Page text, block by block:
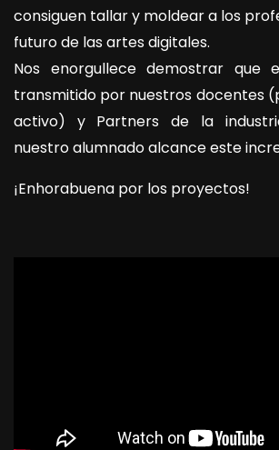
consiguen tallar y moldear a los
futuro de las artes digitales.
Nos enorgullece demostrar que
transmitido por nuestros docentes
activo) y Partners de la
nuestro alumnado alcance este
¡Enhorabuena por los proyectos!